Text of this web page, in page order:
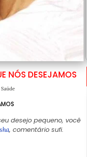
NÓS DESEJAMOS
Saúde
desejo pequeno, você
, comentário sufi.